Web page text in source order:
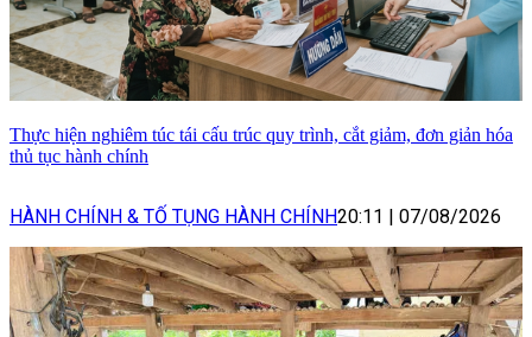
Thực hiện nghiêm túc tái cấu trúc quy trình, cắt giảm, đơn giản hóa
thủ tục hành chính
HÀNH CHÍNH & TỐ TỤNG HÀNH CHÍNH20:11 07/08/2026